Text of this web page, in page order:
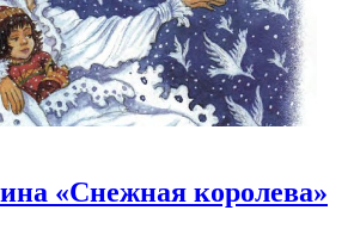
«Снежная королева»